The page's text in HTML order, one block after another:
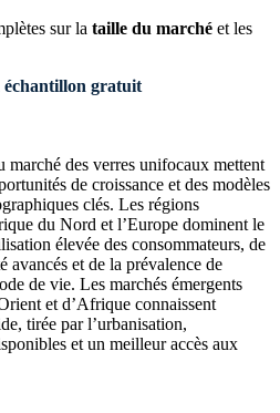
sur la taille du marché et les
échantillon gratuit
marché des verres unifocaux mettent
de croissance et des modèles
clés. Les régions
du Nord et l’Europe dominent le
élevée des consommateurs, de
avancés et de la prévalence de
de vie. Les marchés émergents
et d’Afrique connaissent
tirée par l’urbanisation,
et un meilleur accès aux